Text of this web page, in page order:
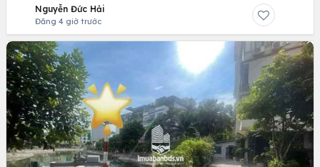
Nguyễn Đức Hải
Đăng 4 giờ trước